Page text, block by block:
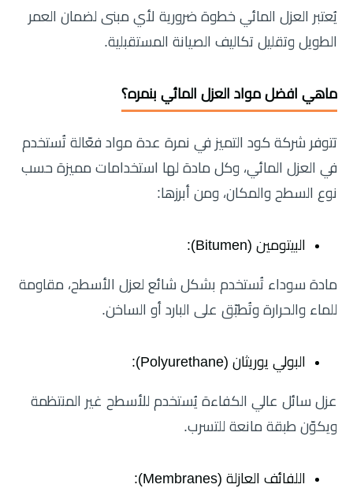
يُعتبر العزل المائي خطوة ضرورية لأي مبنى لضمان العمر
الطويل وتقليل تكاليف الصيانة المستقبلية.
ماهي افضل مواد العزل المائي بنمره؟
تتوفر شركة كود التميز في نمرة عدة مواد فعّالة تُستخدم
في العزل المائي، وكل مادة لها استخدامات مميزة حسب
نوع السطح والمكان، ومن أبرزها:
البيتومين (Bitumen):
مادة سوداء تُستخدم بشكل شائع لعزل الأسطح، مقاومة
للماء والحرارة وتُطبّق على البارد أو الساخن.
البولي يوريثان (Polyurethane):
عزل سائل عالي الكفاءة يُستخدم للأسطح غير المنتظمة
ويكوّن طبقة مانعة للتسرب.
اللفائف العازلة (Membranes):